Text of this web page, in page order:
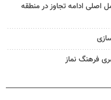
اصلی ادامه تجاوز در منطقه
فرهنگ نماز